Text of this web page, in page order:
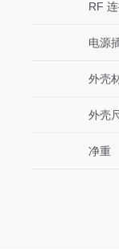
RF
电源
外壳
外壳
净重